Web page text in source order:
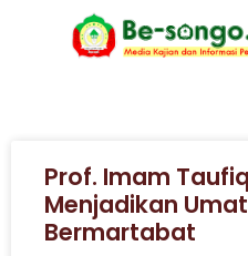
Prof. Imam
Menjadikan
Bermartabat